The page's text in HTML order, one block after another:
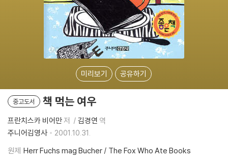
미리보기 공유하기
중고도서 책 먹는 여우
프란치스카 비어만저 김경연 역
주니어김영사
2001.10.31.
원제 Herr Fuchs mag Bucher / The Fox Who Ate Books